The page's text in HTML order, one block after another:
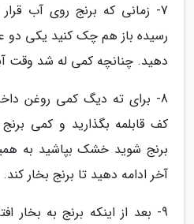
7- زمانی که برنج روی آب
رسیده باز هم چک کنید یکی دو
دهید. چنانچه کمی له شد
8- برای ته دیگ کمی روغن
کف قابلمه بگذارید و کمی
برنج شوید خشک بپاشید به
آخر ادامه دهید تا برنج بخار کند.
9- بعد از اینکه برنج به بخار